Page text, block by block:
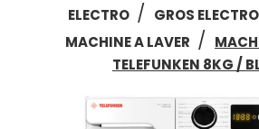
ELECTRO
GROS
MACHINE A LAVER
TELEFUNKEN 8KG /